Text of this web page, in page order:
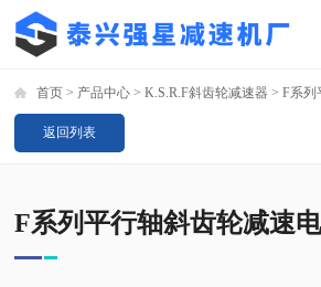
首页 > 产品中心 >K.S.R.F斜齿轮减速器 >F系列
返回列表
F系列平行轴斜齿轮减速